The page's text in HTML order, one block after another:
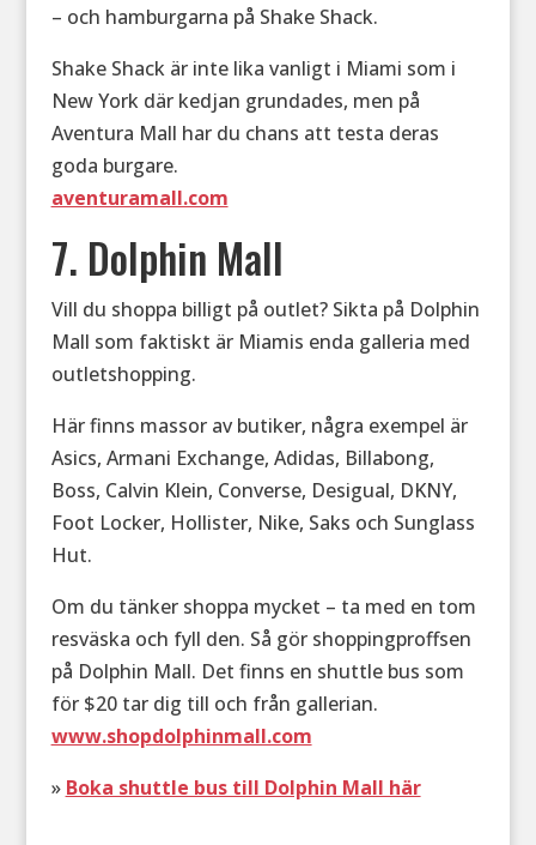
– och hamburgarna på Shake Shack.
Shake Shack är inte lika vanligt i Miami som i
New York där kedjan grundades, men på
Aventura Mall har du chans att testa deras
goda burgare.
aventuramall.com
7. Dolphin Mall
Vill du shoppa billigt på outlet? Sikta på Dolphin
Mall som faktiskt är Miamis enda galleria med
outletshopping.
Här finns massor av butiker, några exempel är
Asics, Armani Exchange, Adidas, Billabong,
Boss, Calvin Klein, Converse, Desigual, DKNY,
Foot Locker, Hollister, Nike, Saks och Sunglass
Hut.
Om du tänker shoppa mycket – ta med en tom
resväska och fyll den. Så gör shoppingproffsen
på Dolphin Mall. Det finns en shuttle bus som
för $20 tar dig till och från gallerian.
www.shopdolphinmall.com
» Boka shuttle bus till Dolphin Mall här